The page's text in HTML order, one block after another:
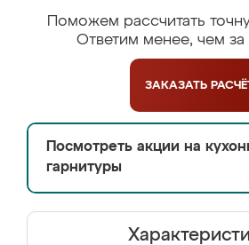
Поможем рассчитать
Ответим менее, чем за
ЗАКАЗАТЬ
Посмотреть акции на
гарнитуры